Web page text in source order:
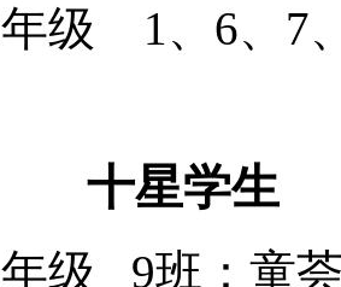
年级 1、 6、 7
十星学生
年级 9班：童